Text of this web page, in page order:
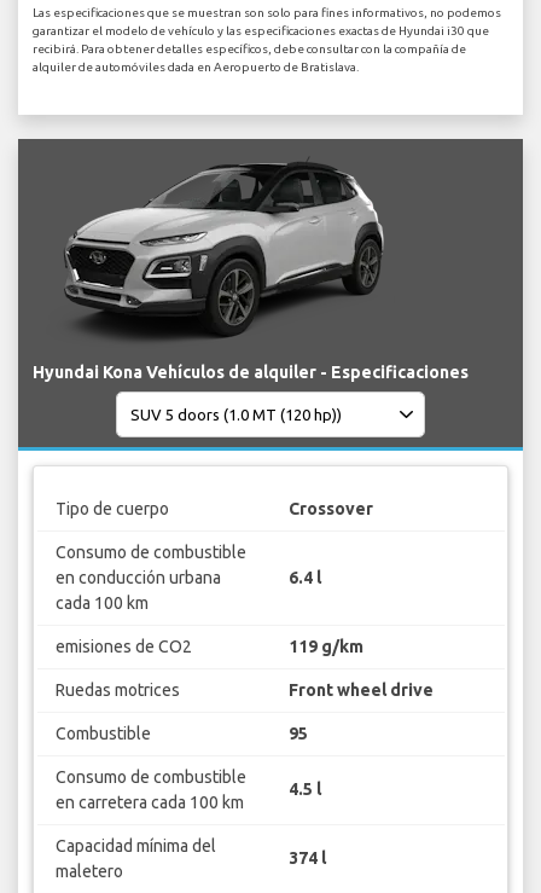
Las especificaciones que se muestran son solo para fines informativos, no podemos
garantizar el modelo de vehículo y las especificaciones exactas de Hyundai i30 que
recibirá. Para obtener detalles específicos, debe consultar con la compañía de
alquiler de automóviles dada en Aeropuerto de Bratislava.
Hyundai Kona Vehículos de alquiler - Especificaciones
Tipo de cuerpo Crossover
Consumo de combustible
en conducción urbana
cada 100 km
6.4 l
emisiones de CO2 119 g/km
Ruedas motrices Front wheel drive
Combustible 95
Consumo de combustible
en carretera cada 100 km
4.5 l
Capacidad mínima del
maletero
374 l